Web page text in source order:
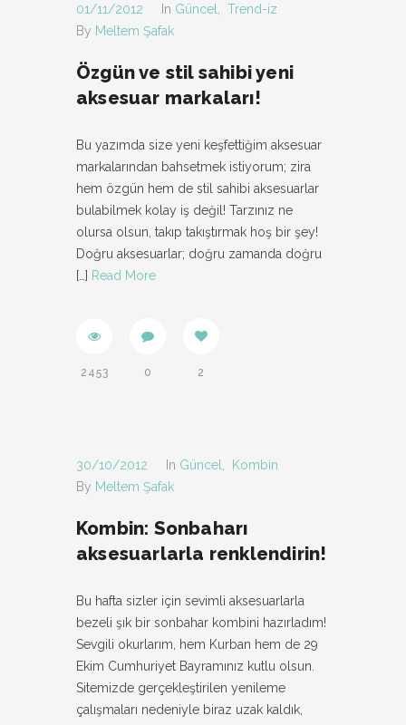
01/11/2012 In Güncel
Trend-iz
By Meltem Şafak
Özgün ve stil sahibi yeni
aksesuar markaları!
Bu yazımda size yeni keşfettiğim aksesuar
markalarından bahsetmek istiyorum; zira
hem özgün hem de stil sahibi aksesuarlar
bulabilmek kolay iş değil! Tarzınız ne
olursa olsun, takıp takıştırmak hoş bir şey!
Doğru aksesuarlar; doğru zamanda doğru
[…] Read More
2453 0 2
30/10/2012 In Güncel
Kombin
By Meltem Şafak
Kombin: Sonbaharı
aksesuarlarla renklendirin!
Bu hafta sizler için sevimli aksesuarlarla
bezeli şık bir sonbahar kombini hazırladım!
Sevgili okurlarım, hem Kurban hem de 29
Ekim Cumhuriyet Bayramınız kutlu olsun.
Sitemizde gerçekleştirilen yenileme
çalışmaları nedeniyle biraz uzak kaldık,